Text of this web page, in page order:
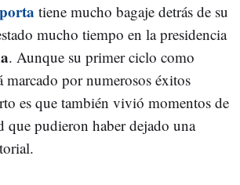
tiene mucho bagaje detrás de su
mucho tiempo en la presidencia
. Aunque su primer ciclo como
marcado por numerosos éxitos
es que también vivió momentos de
pudieron haber dejado una